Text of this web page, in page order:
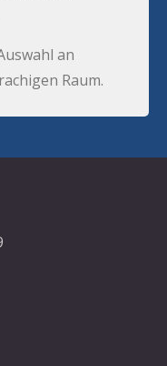
an
Raum.